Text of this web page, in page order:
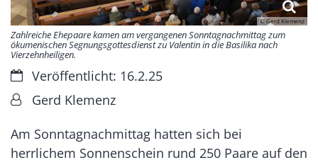
© Gerd Klemenz
Zahlreiche Ehepaare kamen am vergangenen Sonntagnachmittag zum
ökumenischen Segnungsgottesdienst zu Valentin in die Basilika nach
Vierzehnheiligen.
Datum:Veröffentlicht: 16.2.25
Von:Gerd Klemenz
Am Sonntagnachmittag hatten sich bei
herrlichem Sonnenschein rund 250 Paare auf den